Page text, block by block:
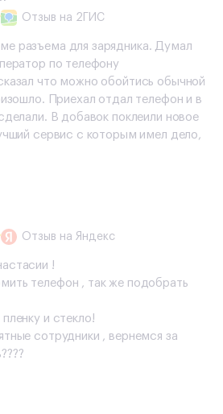
Отзыв на 2ГИС
разъема для зарядника. Думал
по телефону
что можно обойтись обычной
Приехал отдал телефон и в
В добавок поклеили новое
сервис с которым имел дело,
Отзыв на Яндекс
!
телефон , так же подобрать
и стекло!
сотрудники , вернемся за